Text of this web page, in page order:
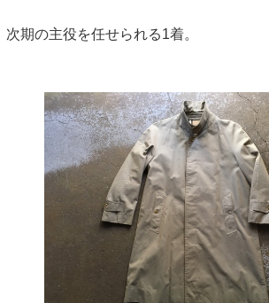
次期の主役を任せられる1着。